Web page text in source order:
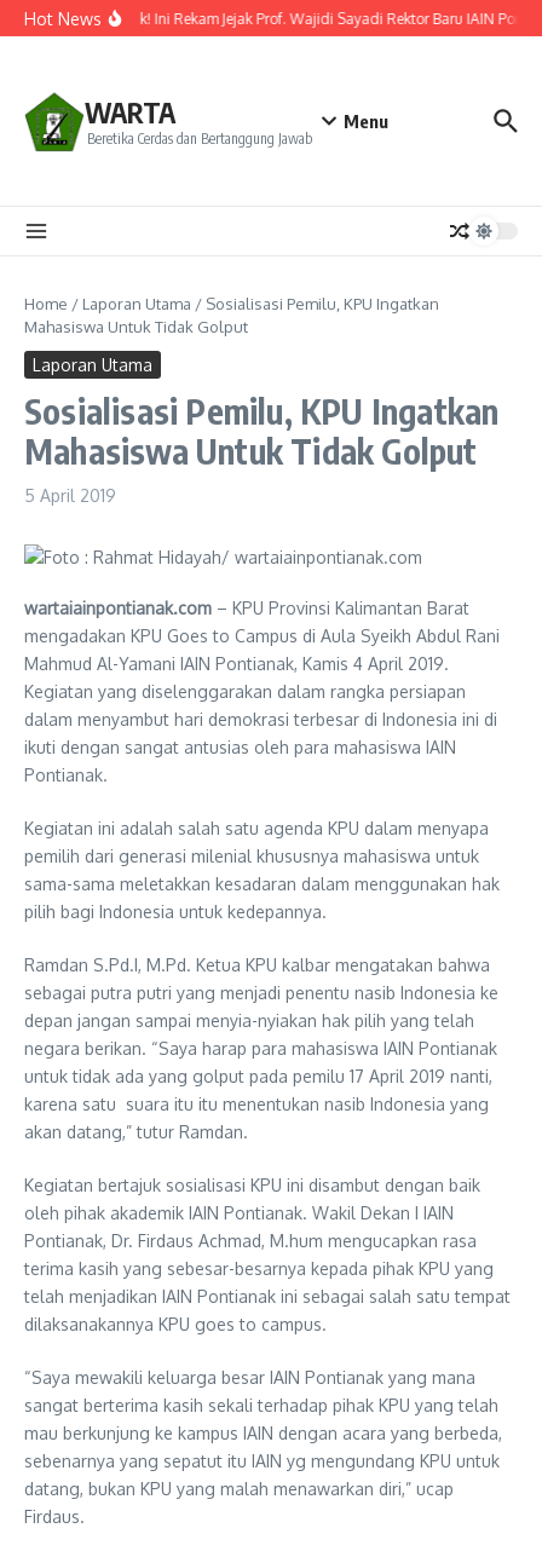
Lewati ke konten
Hot News
Resmi Dilantik! Ini Rekam Jejak Prof. Wajidi Sayadi Rektor Baru IAIN
WARTA
Beretika Cerdas dan Bertanggung Jawab
Menu
Home / Laporan Utama / Sosialisasi Pemilu, KPU Ingatkan
Mahasiswa Untuk Tidak Golput
Laporan Utama
Sosialisasi Pemilu, KPU Ingatkan
Mahasiswa Untuk Tidak Golput
5 April 2019
wartaiainpontianak.com – KPU Provinsi Kalimantan Barat
mengadakan KPU Goes to Campus di Aula Syeikh Abdul Rani
Mahmud Al-Yamani IAIN Pontianak, Kamis 4 April 2019.
Kegiatan yang diselenggarakan dalam rangka persiapan
dalam menyambut hari demokrasi terbesar di Indonesia ini di
ikuti dengan sangat antusias oleh para mahasiswa IAIN
Pontianak.
Kegiatan ini adalah salah satu agenda KPU dalam menyapa
pemilih dari generasi milenial khususnya mahasiswa untuk
sama-sama meletakkan kesadaran dalam menggunakan hak
pilih bagi Indonesia untuk kedepannya.
Ramdan S.Pd.I, M.Pd. Ketua KPU kalbar mengatakan bahwa
sebagai putra putri yang menjadi penentu nasib Indonesia ke
depan jangan sampai menyia-nyiakan hak pilih yang telah
negara berikan. “Saya harap para mahasiswa IAIN Pontianak
untuk tidak ada yang golput pada pemilu 17 April 2019 nanti,
karena satu suara itu itu menentukan nasib Indonesia yang
akan datang,” tutur Ramdan.
Kegiatan bertajuk sosialisasi KPU ini disambut dengan baik
oleh pihak akademik IAIN Pontianak. Wakil Dekan I IAIN
Pontianak, Dr. Firdaus Achmad, M.hum mengucapkan rasa
terima kasih yang sebesar-besarnya kepada pihak KPU yang
telah menjadikan IAIN Pontianak ini sebagai salah satu tempat
dilaksanakannya KPU goes to campus.
“Saya mewakili keluarga besar IAIN Pontianak yang mana
sangat berterima kasih sekali terhadap pihak KPU yang telah
mau berkunjung ke kampus IAIN dengan acara yang berbeda,
sebenarnya yang sepatut itu IAIN yg mengundang KPU untuk
datang, bukan KPU yang malah menawarkan diri,” ucap
Firdaus.